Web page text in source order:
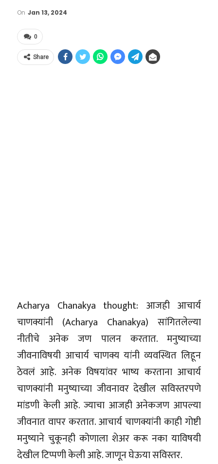
On Jan 13, 2024
0
Share
Acharya Chanakya thought: आजही आचार्य
चाणक्यांनी (Acharya Chanakya) सांगितलेल्या
नीतीचे अनेक जण पालन करतात. मनुष्याच्या
जीवनाविषयी आचार्य चाणक्य यांनी व्यवस्थित लिहून
ठेवलं आहे. अनेक विषयांवर भाष्य करताना आचार्य
चाणक्यांनी मनुष्याच्या जीवनावर देखील सविस्तरपणे
मांडणी केली आहे. ज्याचा आजही अनेकजण आपल्या
जीवनात वापर करतात. आचार्य चाणक्यांनी काही गोष्टी
मनुष्याने चुकूनही कोणाला शेअर करू नका याविषयी
देखील टिप्पणी केली आहे. जाणून घेऊया सविस्तर.